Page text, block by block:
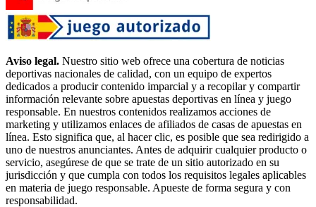
Aviso legal. Nuestro sitio web ofrece una cobertura de noticias
deportivas nacionales de calidad, con un equipo de expertos
dedicados a producir contenido imparcial y a recopilar y compartir
información relevante sobre apuestas deportivas en línea y juego
responsable. En nuestros contenidos realizamos acciones de
marketing y utilizamos enlaces de afiliados de casas de apuestas en
línea. Esto significa que, al hacer clic, es posible que sea redirigido a
uno de nuestros anunciantes. Antes de adquirir cualquier producto o
servicio, asegúrese de que se trate de un sitio autorizado en su
jurisdicción y que cumpla con todos los requisitos legales aplicables
en materia de juego responsable. Apueste de forma segura y con
responsabilidad.